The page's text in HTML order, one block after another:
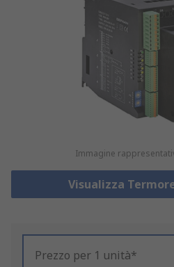
Immagine
Visualizza
Prezzo per 1 unità*